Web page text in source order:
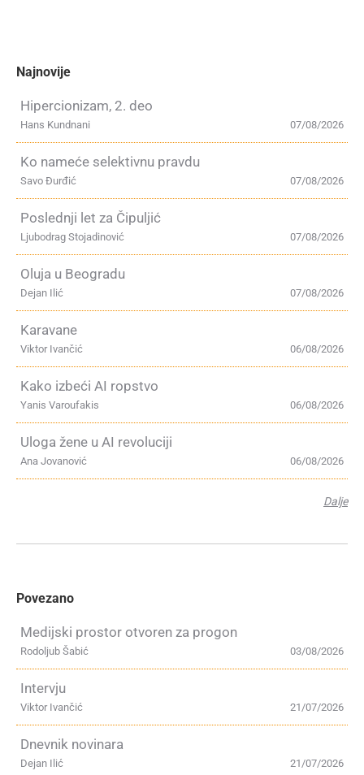
Najnovije
Hipercionizam, 2. deo
07/08/2026
Hans Kundnani
Ko nameće selektivnu pravdu
07/08/2026
Savo Đurđić
Poslednji let za Čipuljić
07/08/2026
Ljubodrag Stojadinović
Oluja u Beogradu
07/08/2026
Dejan Ilić
Karavane
06/08/2026
Viktor Ivančić
Kako izbeći AI ropstvo
06/08/2026
Yanis Varoufakis
Uloga žene u AI revoluciji
06/08/2026
Ana Jovanović
Dalje
Povezano
Medijski prostor otvoren za progon
03/08/2026
Rodoljub Šabić
Intervju
21/07/2026
Viktor Ivančić
Dnevnik novinara
21/07/2026
Dejan Ilić